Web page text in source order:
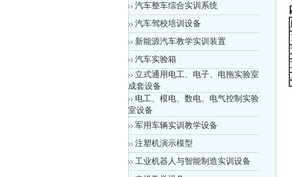
汽车整车综合实训系统
汽车驾校培训设备
新能源汽车教学实训装置
汽车实验箱
立式通用电工、电子、电拖实验室
成套设备
电工、模电、数电、电气控制实验
室设备
军用车辆实训教学设备
注塑机演示模型
工业机器人与智能制造实训设备